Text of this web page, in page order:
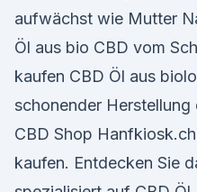
aufwächst wie Mutter
Öl aus bio CBD vom
kaufen CBD Öl aus
schonender
CBD Shop
kaufen. Entdecken Sie